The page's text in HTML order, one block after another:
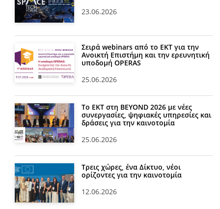
23.06.2026
Σειρά webinars από το ΕΚΤ για την
Ανοικτή Επιστήμη και την ερευνητική
υποδομή OPERAS
25.06.2026
Το ΕΚΤ στη BEYOND 2026 με νέες
συνεργασίες, ψηφιακές υπηρεσίες και
δράσεις για την καινοτομία
25.06.2026
Τρεις χώρες, ένα Δίκτυο, νέοι
ορίζοντες για την καινοτομία
12.06.2026